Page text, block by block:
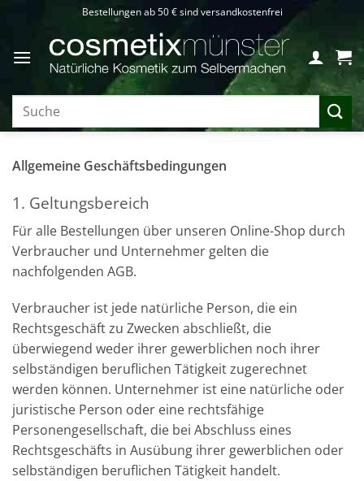
springen
Bestellungen ab 50 € sind versandkostenfrei
Suchen
Allgemeine Geschäftsbedingungen
1. Geltungsbereich
Für alle Bestellungen über unseren Online-Shop durch
Verbraucher und Unternehmer gelten die
nachfolgenden AGB.
Verbraucher ist jede natürliche Person, die ein
Rechtsgeschäft zu Zwecken abschließt, die
überwiegend weder ihrer gewerblichen noch ihrer
selbständigen beruflichen Tätigkeit zugerechnet
werden können. Unternehmer ist eine natürliche oder
juristische Person oder eine rechtsfähige
Personengesellschaft, die bei Abschluss eines
Rechtsgeschäfts in Ausübung ihrer gewerblichen oder
selbständigen beruflichen Tätigkeit handelt.